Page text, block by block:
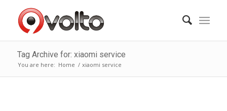
Tag Archive for: xiaomi service
You are here: Home / xiaomi service